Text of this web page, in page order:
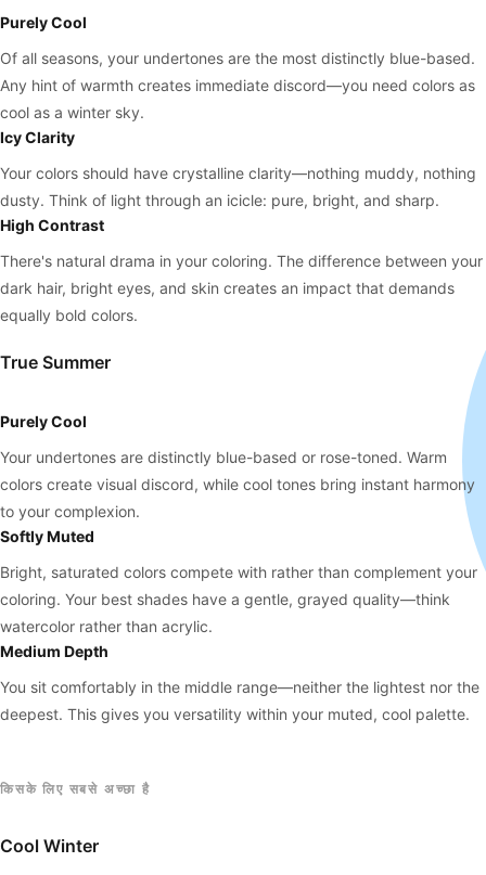
Purely Cool
Of all seasons, your undertones are the most distinctly blue-based.
Any hint of warmth creates immediate discord—you need colors as
cool as a winter sky.
Icy Clarity
Your colors should have crystalline clarity—nothing muddy, nothing
dusty. Think of light through an icicle: pure, bright, and sharp.
High Contrast
There's natural drama in your coloring. The difference between your
dark hair, bright eyes, and skin creates an impact that demands
equally bold colors.
True Summer
Purely Cool
Your undertones are distinctly blue-based or rose-toned. Warm
colors create visual discord, while cool tones bring instant harmony
to your complexion.
Softly Muted
Bright, saturated colors compete with rather than complement your
coloring. Your best shades have a gentle, grayed quality—think
watercolor rather than acrylic.
Medium Depth
You sit comfortably in the middle range—neither the lightest nor the
deepest. This gives you versatility within your muted, cool palette.
किसके लिए सबसे अच्छा है
Cool Winter